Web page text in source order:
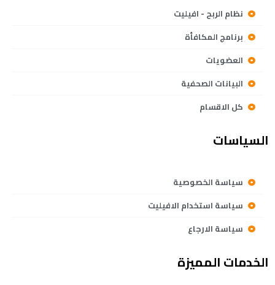
نظام الربح - افيليت
برنامج المكافأة
العضويات
البيانات الصحفية
كل الاقسام
السياسات
سياسة الخصوصية
سياسة استخدام الافيليت
سياسة الارجاع
الخدمات المميزة